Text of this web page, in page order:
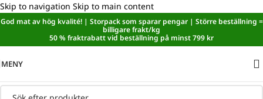
Skip to navigation Skip to main content
Sänkt matmoms! I kassan dras automatiskt 5,35 % av från alla
varor.
God mat av hög kvalité! | Storpack som sparar pengar | Större beställning =
billigare frakt/kg
50 % fraktrabatt vid beställning på minst 799 kr
MENY